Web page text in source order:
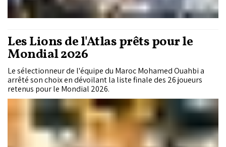
Les Lions de l'Atlas prêts pour le
Mondial 2026
Le sélectionneur de l'équipe du Maroc Mohamed Ouahbi a
arrêté son choix en dévoilant la liste finale des 26 joueurs
retenus pour le Mondial 2026.